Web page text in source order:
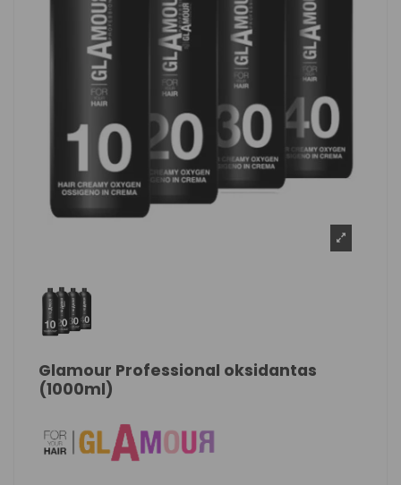
Glamour Professional oksidantas
(1000ml)